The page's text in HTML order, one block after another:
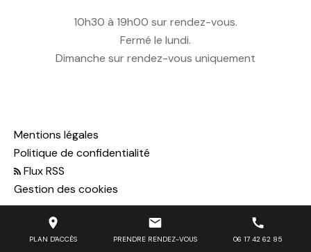
PLAN D'ACCÈS PRENDRE RENDEZ-VOUS 06 17 42 62 85
10h30 à 19h00 sur rendez-vous.
Fermé le lundi.
Dimanche sur rendez-vous uniquement
Mentions légales
Politique de confidentialité
Flux RSS
Gestion des cookies